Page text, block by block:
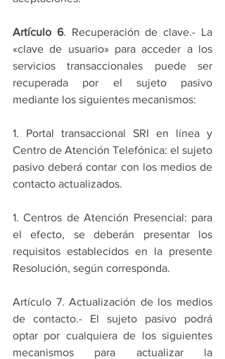
Artículo 6. Recuperación de clave.- La
«clave de usuario» para acceder a los
servicios transaccionales puede ser
recuperada por el sujeto pasivo
mediante los siguientes mecanismos:
1. Portal transaccional SRI en línea y
Centro de Atención Telefónica: el sujeto
pasivo deberá contar con los medios de
contacto actualizados.
1. Centros de Atención Presencial: para
el efecto, se deberán presentar los
requisitos establecidos en la presente
Resolución, según corresponda.
Artículo 7. Actualización de los medios
de contacto.- El sujeto pasivo podrá
optar por cualquiera de los siguientes
mecanismos para actualizar la